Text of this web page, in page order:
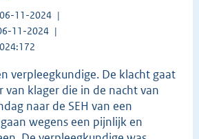
11-2024
11-2024
verpleegkundige. De klacht gaat
van klager die in de nacht van
naar de SEH van een
wegens een pijnlijk en